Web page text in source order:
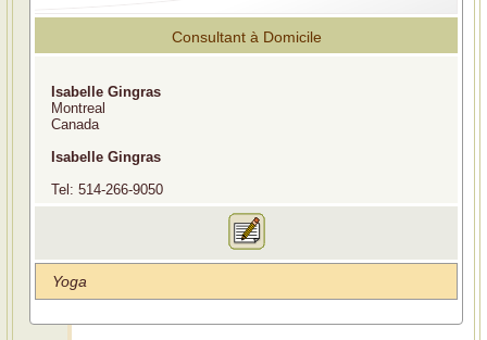
Consultant à Domicile
Isabelle Gingras
Montreal
Canada
Isabelle Gingras
Tel: 514-266-9050
Yoga